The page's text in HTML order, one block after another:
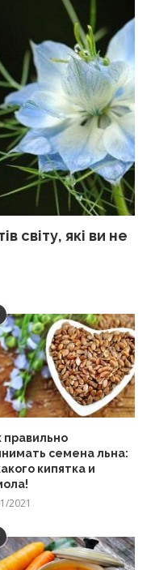
світу, які ви не
правильно
семена льна:
кипятка и
2021